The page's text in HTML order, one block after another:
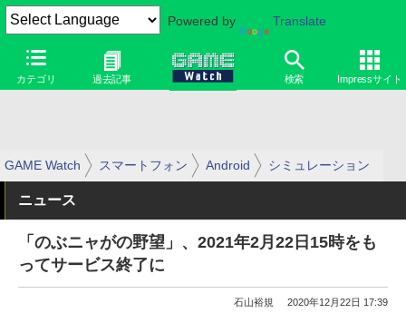
Powered by Translate
カテゴリ 過去記事 検索 Impressサイト
GAME Watch スマートフォン Android シミュレーション
ニュース
「のぶニャがの野望」、2021年2月22日15時をも
ってサービス終了に
石山裕規 2020年12月22日 17:39